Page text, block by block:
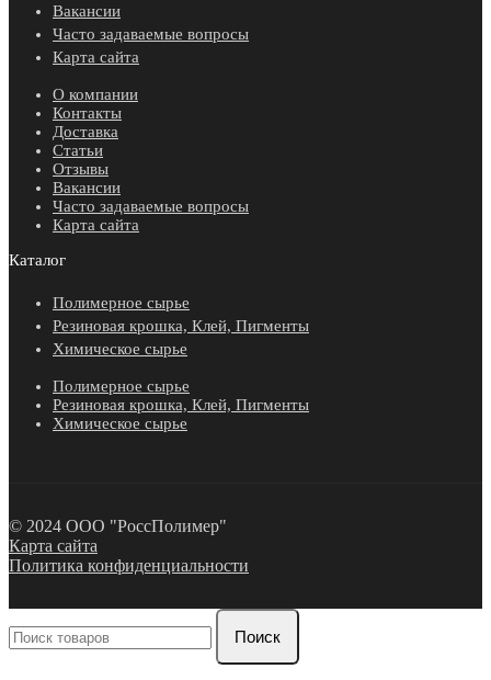
Вакансии
Часто задаваемые вопросы
Карта сайта
О компании
Контакты
Доставка
Статьи
Отзывы
Вакансии
Часто задаваемые вопросы
Карта сайта
Каталог
Полимерное сырье
Резиновая крошка, Клей, Пигменты
Химическое сырье
Полимерное сырье
Резиновая крошка, Клей, Пигменты
Химическое сырье
© 2024 ООО "РоссПолимер"
Карта сайта
Политика конфиденциальности
Поиск